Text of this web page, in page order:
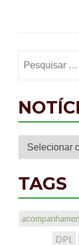
Notícias
TAGS
DPL